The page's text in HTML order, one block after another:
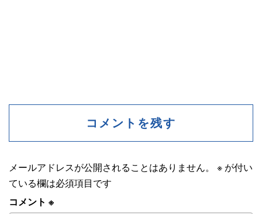
コメントを残す
メールアドレスが公開されることはありません。 ※ が付い
ている欄は必須項目です
コメント ※